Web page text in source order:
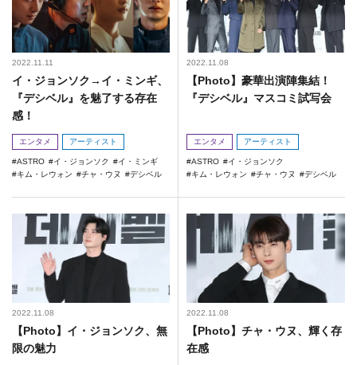
2022.11.11
イ・ジョンソク→イ・ミンギ、
『デシベル』を魅了する存在
感！
エンタメ アーティスト
ASTRO イ・ジョンソク
イ・ミンギ
キム・レウォン
チャ・ウヌ デシベル
2022.11.08
【Photo】豪華出演陣集結！
『デシベル』マスコミ試写会
エンタメ アーティスト
ASTRO
イ・ジョンソク
キム・レウォン
チャ・ウヌ デシベル
2022.11.08
【Photo】イ・ジョンソク、無
限の魅力
2022.11.08
【Photo】チャ・ウヌ、輝く存
在感